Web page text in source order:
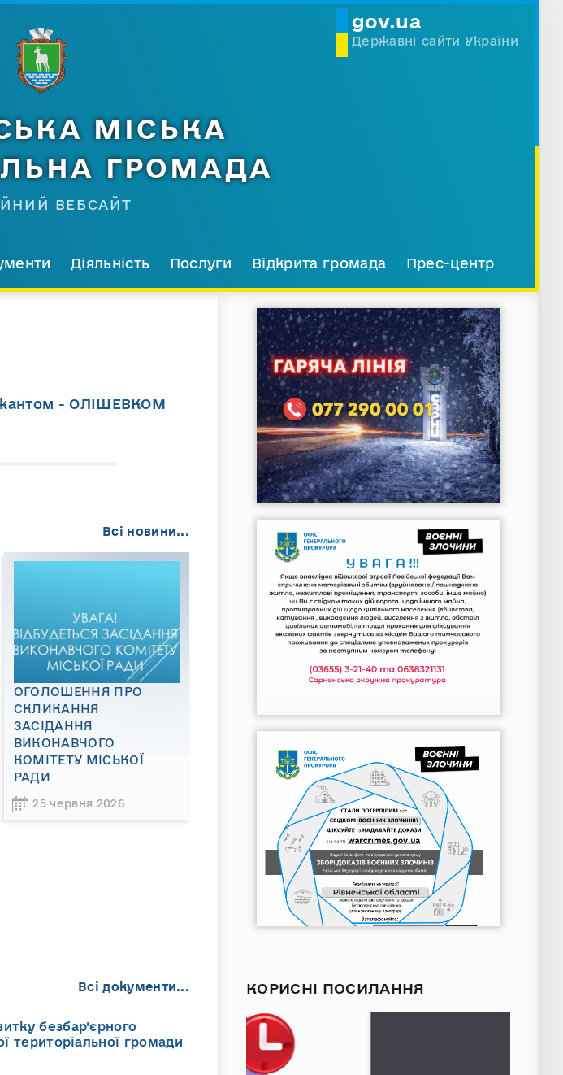
gov.ua
Державні сайти України
МІСЬКА
ГРОМАДА
ВЕБСАЙТ
Діяльність Послуги Відкрита громада Прес-центр
- ОЛІШЕВКОМ
Всі новини...
ОГОЛОШЕННЯ ПРО
СКЛИКАННЯ
ЗАСІДАННЯ
ВИКОНАВЧОГО
КОМІТЕТУ МІСЬКОЇ
РАДИ
25 червня 2026
Всі документи...
безбар’єрного
територіальної громади
КОРИСНІ ПОСИЛАННЯ